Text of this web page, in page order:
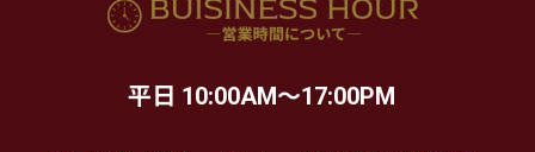
平日 10:00AM～17:00PM